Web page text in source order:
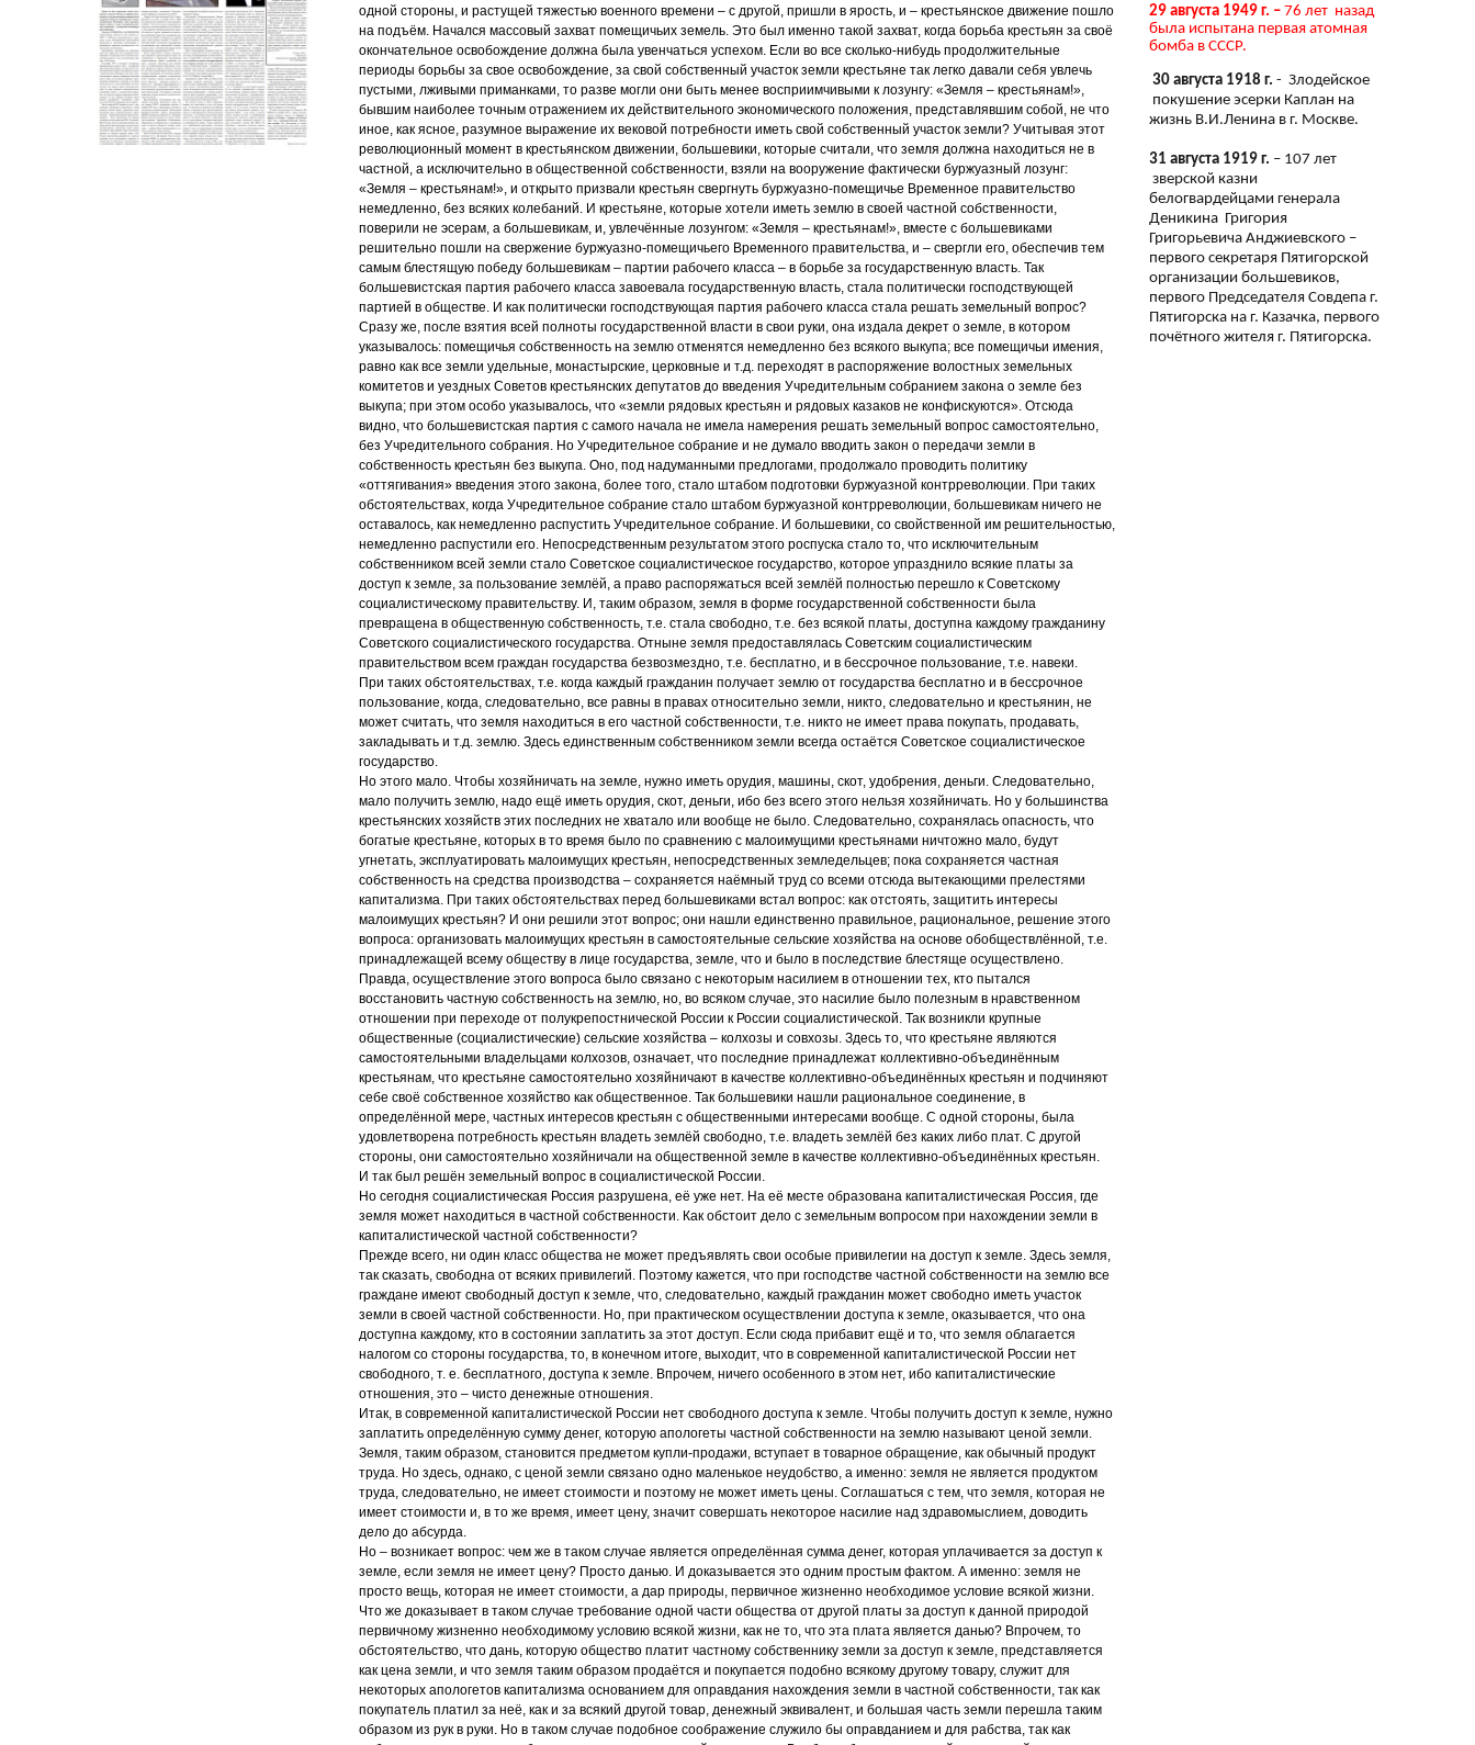
одной стороны, и растущей тяжестью военного времени – с другой, пришли в ярость, и – крестьянское движение пошло
на подъём. Начался массовый захват помещичьих земель. Это был именно такой захват, когда борьба крестьян за своё
окончательное освобождение должна была увенчаться успехом. Если во все сколько-нибудь продолжительные
периоды борьбы за свое освобождение, за свой собственный участок земли крестьяне так легко давали себя увлечь
пустыми, лживыми приманками, то разве могли они быть менее восприимчивыми к лозунгу: «Земля – крестьянам!»,
бывшим наиболее точным отражением их действительного экономического положения, представлявшим собой, не что
иное, как ясное, разумное выражение их вековой потребности иметь свой собственный участок земли? Учитывая этот
революционный момент в крестьянском движении, большевики, которые считали, что земля должна находиться не в
частной, а исключительно в общественной собственности, взяли на вооружение фактически буржуазный лозунг:
«Земля – крестьянам!», и открыто призвали крестьян свергнуть буржуазно-помещичье Временное правительство
немедленно, без всяких колебаний. И крестьяне, которые хотели иметь землю в своей частной собственности,
поверили не эсерам, а большевикам, и, увлечённые лозунгом: «Земля – крестьянам!», вместе с большевиками
решительно пошли на свержение буржуазно-помещичьего Временного правительства, и – свергли его, обеспечив тем
самым блестящую победу большевикам – партии рабочего класса – в борьбе за государственную власть. Так
большевистская партия рабочего класса завоевала государственную власть, стала политически господствующей
партией в обществе. И как политически господствующая партия рабочего класса стала решать земельный вопрос?
Сразу же, после взятия всей полноты государственной власти в свои руки, она издала декрет о земле, в котором
указывалось: помещичья собственность на землю отменятся немедленно без всякого выкупа; все помещичьи имения,
равно как все земли удельные, монастырские, церковные и т.д. переходят в распоряжение волостных земельных
комитетов и уездных Советов крестьянских депутатов до введения Учредительным собранием закона о земле без
выкупа; при этом особо указывалось, что «земли рядовых крестьян и рядовых казаков не конфискуются». Отсюда
видно, что большевистская партия с самого начала не имела намерения решать земельный вопрос самостоятельно,
без Учредительного собрания. Но Учредительное собрание и не думало вводить закон о передачи земли в
собственность крестьян без выкупа. Оно, под надуманными предлогами, продолжало проводить политику
«оттягивания» введения этого закона, более того, стало штабом подготовки буржуазной контрреволюции. При таких
обстоятельствах, когда Учредительное собрание стало штабом буржуазной контрреволюции, большевикам ничего не
оставалось, как немедленно распустить Учредительное собрание. И большевики, со свойственной им решительностью,
немедленно распустили его. Непосредственным результатом этого роспуска стало то, что исключительным
собственником всей земли стало Советское социалистическое государство, которое упразднило всякие платы за
доступ к земле, за пользование землёй, а право распоряжаться всей землёй полностью перешло к Советскому
социалистическому правительству. И, таким образом, земля в форме государственной собственности была
превращена в общественную собственность, т.е. стала свободно, т.е. без всякой платы, доступна каждому гражданину
Советского социалистического государства. Отныне земля предоставлялась Советским социалистическим
правительством всем граждан государства безвозмездно, т.е. бесплатно, и в бессрочное пользование, т.е. навеки.
При таких обстоятельствах, т.е. когда каждый гражданин получает землю от государства бесплатно и в бессрочное
пользование, когда, следовательно, все равны в правах относительно земли, никто, следовательно и крестьянин, не
может считать, что земля находиться в его частной собственности, т.е. никто не имеет права покупать, продавать,
закладывать и т.д. землю. Здесь единственным собственником земли всегда остаётся Советское социалистическое
государство.
Но этого мало. Чтобы хозяйничать на земле, нужно иметь орудия, машины, скот, удобрения, деньги. Следовательно,
мало получить землю, надо ещё иметь орудия, скот, деньги, ибо без всего этого нельзя хозяйничать. Но у большинства
крестьянских хозяйств этих последних не хватало или вообще не было. Следовательно, сохранялась опасность, что
богатые крестьяне, которых в то время было по сравнению с малоимущими крестьянами ничтожно мало, будут
угнетать, эксплуатировать малоимущих крестьян, непосредственных земледельцев; пока сохраняется частная
собственность на средства производства – сохраняется наёмный труд со всеми отсюда вытекающими прелестями
капитализма. При таких обстоятельствах перед большевиками встал вопрос: как отстоять, защитить интересы
малоимущих крестьян? И они решили этот вопрос; они нашли единственно правильное, рациональное, решение этого
вопроса: организовать малоимущих крестьян в самостоятельные сельские хозяйства на основе обобществлённой, т.е.
принадлежащей всему обществу в лице государства, земле, что и было в последствие блестяще осуществлено.
Правда, осуществление этого вопроса было связано с некоторым насилием в отношении тех, кто пытался
восстановить частную собственность на землю, но, во всяком случае, это насилие было полезным в нравственном
отношении при переходе от полукрепостнической России к России социалистической. Так возникли крупные
общественные (социалистические) сельские хозяйства – колхозы и совхозы. Здесь то, что крестьяне являются
самостоятельными владельцами колхозов, означает, что последние принадлежат коллективно-объединённым
крестьянам, что крестьяне самостоятельно хозяйничают в качестве коллективно-объединённых крестьян и подчиняют
себе своё собственное хозяйство как общественное. Так большевики нашли рациональное соединение, в
определённой мере, частных интересов крестьян с общественными интересами вообще. С одной стороны, была
удовлетворена потребность крестьян владеть землёй свободно, т.е. владеть землёй без каких либо плат. С другой
стороны, они самостоятельно хозяйничали на общественной земле в качестве коллективно-объединённых крестьян.
И так был решён земельный вопрос в социалистической России.
Но сегодня социалистическая Россия разрушена, её уже нет. На её месте образована капиталистическая Россия, где
земля может находиться в частной собственности. Как обстоит дело с земельным вопросом при нахождении земли в
капиталистической частной собственности?
Прежде всего, ни один класс общества не может предъявлять свои особые привилегии на доступ к земле. Здесь земля,
так сказать, свободна от всяких привилегий. Поэтому кажется, что при господстве частной собственности на землю все
граждане имеют свободный доступ к земле, что, следовательно, каждый гражданин может свободно иметь участок
земли в своей частной собственности. Но, при практическом осуществлении доступа к земле, оказывается, что она
доступна каждому, кто в состоянии заплатить за этот доступ. Если сюда прибавит ещё и то, что земля облагается
налогом со стороны государства, то, в конечном итоге, выходит, что в современной капиталистической России нет
свободного, т. е. бесплатного, доступа к земле. Впрочем, ничего особенного в этом нет, ибо капиталистические
отношения, это – чисто денежные отношения.
Итак, в современной капиталистической России нет свободного доступа к земле. Чтобы получить доступ к земле, нужно
заплатить определённую сумму денег, которую апологеты частной собственности на землю называют ценой земли.
Земля, таким образом, становится предметом купли-продажи, вступает в товарное обращение, как обычный продукт
труда. Но здесь, однако, с ценой земли связано одно маленькое неудобство, а именно: земля не является продуктом
труда, следовательно, не имеет стоимости и поэтому не может иметь цены. Соглашаться с тем, что земля, которая не
имеет стоимости и, в то же время, имеет цену, значит совершать некоторое насилие над здравомыслием, доводить
дело до абсурда.
Но – возникает вопрос: чем же в таком случае является определённая сумма денег, которая уплачивается за доступ к
земле, если земля не имеет цену? Просто данью. И доказывается это одним простым фактом. А именно: земля не
просто вещь, которая не имеет стоимости, а дар природы, первичное жизненно необходимое условие всякой жизни.
Что же доказывает в таком случае требование одной части общества от другой платы за доступ к данной природой
первичному жизненно необходимому условию всякой жизни, как не то, что эта плата является данью? Впрочем, то
обстоятельство, что дань, которую общество платит частному собственнику земли за доступ к земле, представляется
как цена земли, и что земля таким образом продаётся и покупается подобно всякому другому товару, служит для
некоторых апологетов капитализма основанием для оправдания нахождения земли в частной собственности, так как
покупатель платил за неё, как и за всякий другой товар, денежный эквивалент, и большая часть земли перешла таким
образом из рук в руки. Но в таком случае подобное соображение служило бы оправданием и для рабства, так как
29 августа 1949 г. – 76 лет назад
была испытана первая атомная
бомба в СССР.
30 августа 1918 г. - Злодейское
покушение эсерки Каплан на
жизнь В.И.Ленина в г. Москве.
31 августа 1919 г. – 107 лет
зверской казни
белогвардейцами генерала
Деникина Григория
Григорьевича Анджиевского –
первого секретаря Пятигорской
организации большевиков,
первого Председателя Совдепа г.
Пятигорска на г. Казачка, первого
почётного жителя г. Пятигорска.